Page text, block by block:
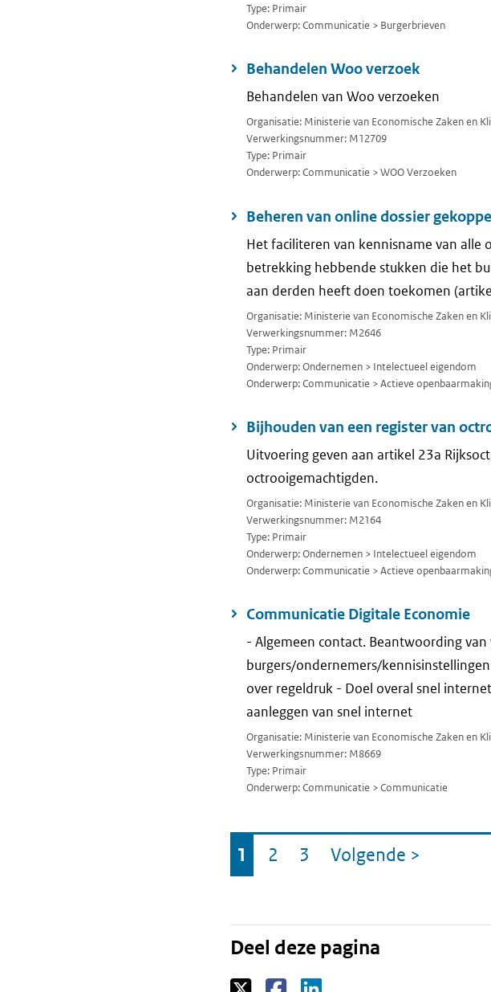
Type: Primair
Onderwerp: Communicatie > Burgerbrieven
Behandelen Woo verzoek
Behandelen van Woo verzoeken
Organisatie: Ministerie van Economische Zaken en
Verwerkingsnummer: M12709
Type: Primair
Onderwerp: Communicatie > WOO Verzoeken
Beheren van online dossier
Het faciliteren van kennisname van
betrekking hebbende stukken die het
aan derden heeft doen toekomen
Organisatie: Ministerie van Economische Zaken en
Verwerkingsnummer: M2646
Type: Primair
Onderwerp: Ondernemen > Intelectueel eigendom
Onderwerp: Communicatie > Actieve
Bijhouden van een register van
Uitvoering geven aan artikel 23a
octrooigemachtigden.
Organisatie: Ministerie van Economische Zaken en
Verwerkingsnummer: M2164
Type: Primair
Onderwerp: Ondernemen > Intelectueel eigendom
Onderwerp: Communicatie > Actieve
Communicatie Digitale Economie
- Algemeen contact. Beantwoording van
burgers/ondernemers/
over regeldruk - Doel overal snel
aanleggen van snel internet
Organisatie: Ministerie van Economische Zaken en
Verwerkingsnummer: M8669
Type: Primair
Onderwerp: Communicatie > Communicatie
Ga
naar
Pagina
1 Pagina
2 Pagina
3 Volgende pagina
>
Deel deze pagina